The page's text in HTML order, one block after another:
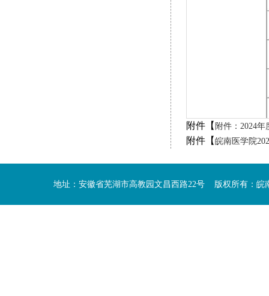
附件【 附件：2024
附件【 皖南医学院
地址：安徽省芜湖市高教园文昌西路22号 版权所有：